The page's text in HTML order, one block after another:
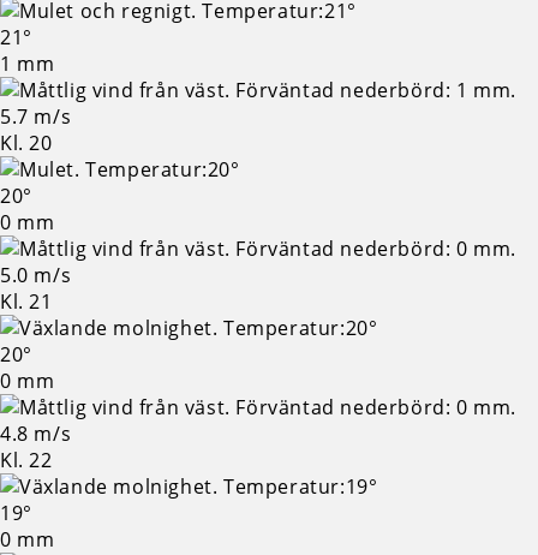
21°
1 mm
5.7 m/s
Kl. 20
20°
0 mm
5.0 m/s
Kl. 21
20°
0 mm
4.8 m/s
Kl. 22
19°
0 mm